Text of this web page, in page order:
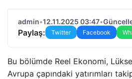
admin•12.11.2025 03:47•
Paylaş: Twitter Facebook
Bu bölümde Reel Ekonomi,
Avrupa çapındaki yatırımları